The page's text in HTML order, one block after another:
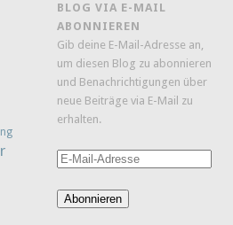
BLOG VIA E-MAIL
ABONNIEREN
Gib deine E-Mail-Adresse an,
um diesen Blog zu abonnieren
und Benachrichtigungen über
neue Beiträge via E-Mail zu
erhalten.
E-
Adresse
Abonnieren